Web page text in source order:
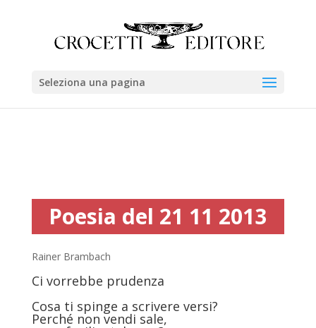
Seleziona una pagina
Poesia del 21 11 2013
Rainer Brambach
Ci vorrebbe prudenza
Cosa ti spinge a scrivere versi?
Perché non vendi sale,